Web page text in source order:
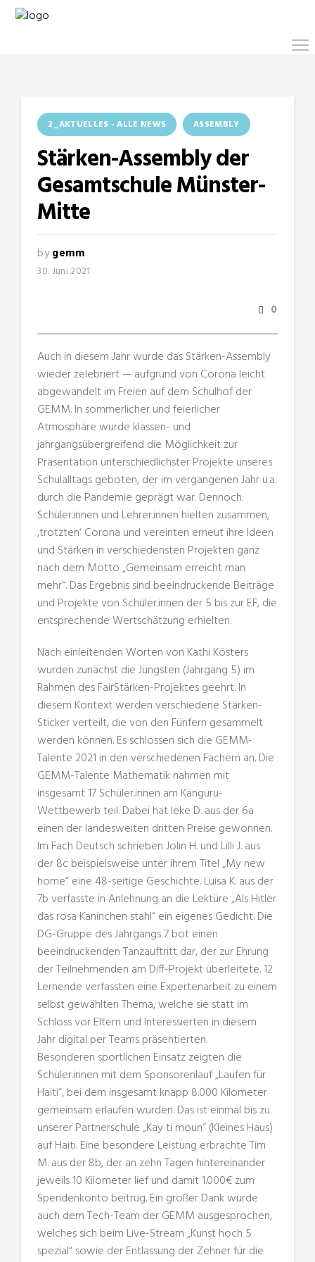
2_AKTUELLES - ALLE NEWS ASSEMBLY
Stärken-Assembly der
Gesamtschule Münster-
Mitte
bygemm
30. Juni 2021
0
Auch in diesem Jahr wurde das Stärken-Assembly
wieder zelebriert — aufgrund von Corona leicht
abgewandelt im Freien auf dem Schulhof der
GEMM. In sommerlicher und feierlicher
Atmosphäre wurde klassen- und
jahrgangsübergreifend die Möglichkeit zur
Präsentation unterschiedlichster Projekte unseres
Schulalltags geboten, der im vergangenen Jahr u.a.
durch die Pandemie geprägt war. Dennoch:
Schüler.innen und Lehrer.innen hielten zusammen,
‚trotzten‘ Corona und vereinten erneut ihre Ideen
und Stärken in verschiedensten Projekten ganz
nach dem Motto „Gemeinsam erreicht man
mehr“. Das Ergebnis sind beeindruckende Beiträge
und Projekte von Schüler.innen der 5 bis zur EF, die
entsprechende Wertschätzung erhielten.
Nach einleitenden Worten von Kathi Kösters
wurden zunächst die Jüngsten (Jahrgang 5) im
Rahmen des FairStärken-Projektes geehrt. In
diesem Kontext werden verschiedene Stärken-
Sticker verteilt, die von den Fünfern gesammelt
werden können. Es schlossen sich die GEMM-
Talente 2021 in den verschiedenen Fächern an. Die
GEMM-Talente Mathematik nahmen mit
insgesamt 17 Schüler.innen am Känguru-
Wettbewerb teil. Dabei hat Ieke D. aus der 6a
einen der landesweiten dritten Preise gewonnen.
Im Fach Deutsch schrieben Jolin H. und Lilli J. aus
der 8c beispielsweise unter ihrem Titel „My new
home“ eine 48-seitige Geschichte. Luisa K. aus der
7b verfasste in Anlehnung an die Lektüre „Als Hitler
das rosa Kaninchen stahl“ ein eigenes Gedicht. Die
DG-Gruppe des Jahrgangs 7 bot einen
beeindruckenden Tanzauftritt dar, der zur Ehrung
der Teilnehmenden am Diff-Projekt überleitete. 12
Lernende verfassten eine Expertenarbeit zu einem
selbst gewählten Thema, welche sie statt im
Schloss vor Eltern und Interessierten in diesem
Jahr digital per Teams präsentierten.
Besonderen sportlichen Einsatz zeigten die
Schüler.innen mit dem Sponsorenlauf „Laufen für
Haiti“, bei dem insgesamt knapp 8.000 Kilometer
gemeinsam erlaufen wurden. Das ist einmal bis zu
unserer Partnerschule „Kay ti moun“ (Kleines Haus)
auf Haiti. Eine besondere Leistung erbrachte Tim
M. aus der 8b, der an zehn Tagen hintereinander
jeweils 10 Kilometer lief und damit 1.000€ zum
Spendenkonto beitrug. Ein großer Dank wurde
auch dem Tech-Team der GEMM ausgesprochen,
welches sich beim Live-Stream „Kunst hoch 5
spezial“ sowie der Entlassung der Zehner für die